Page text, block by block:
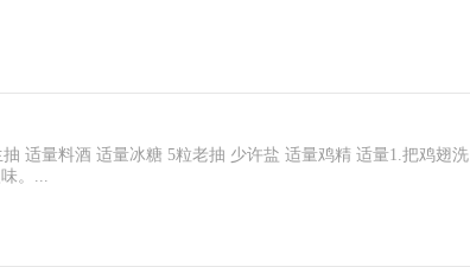
适量料酒 适量冰糖 5粒老抽 少许盐 适量鸡精 适量1.把鸡翅洗
。...